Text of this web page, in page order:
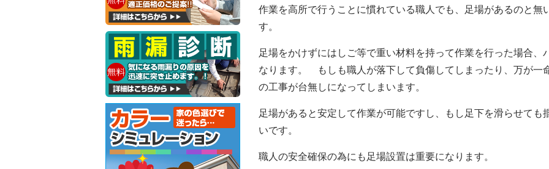
作業を高所で行うことに慣れている職人でも、足場があるのと無
す。
足場をかけずにはしご等で重い材料を持って作業を行った場合、
なります。 もしも職人が落下して負傷してしまったり、万が一
の工事が台無しになってしまいます。
足場があると安定して作業が可能ですし、もし足下を滑らせても
いです。
職人の安全確保の為にも足場設置は重要になります。